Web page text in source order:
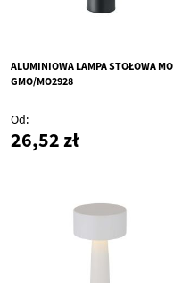
ALUMINIOWA LAMPA STOŁOWA MO
GMO/MO2928
Od
26,52 zł